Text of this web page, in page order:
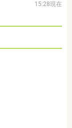
15:28現在